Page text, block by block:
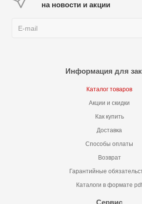
на новости и акции
Информация для
Каталог товаров
Акции и скидки
Как купить
Доставка
Способы оплаты
Возврат
Гарантийные
Каталоги в формате pdf
Сервис